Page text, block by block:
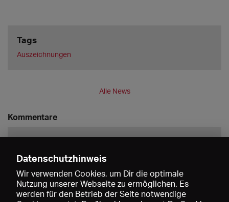
Tags
Auszeichnungen
Alle News
Kommentare
Speichern
Datenschutzhinweis
Wir verwenden Cookies, um Dir die optimale
Nutzung unserer Webseite zu ermöglichen. Es
werden für den Betrieb der Seite notwendige